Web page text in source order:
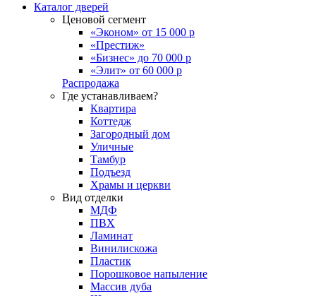
Каталог дверей
Ценовой сегмент
«Эконом» от 15 000 р
«Престиж»
«Бизнес» до 70 000 р
«Элит» от 60 000 р
Распродажа
Где устанавливаем?
Квартира
Коттедж
Загородный дом
Уличные
Тамбур
Подъезд
Храмы и церкви
Вид отделки
МДФ
ПВХ
Ламинат
Винилискожа
Пластик
Порошковое напыление
Массив дуба